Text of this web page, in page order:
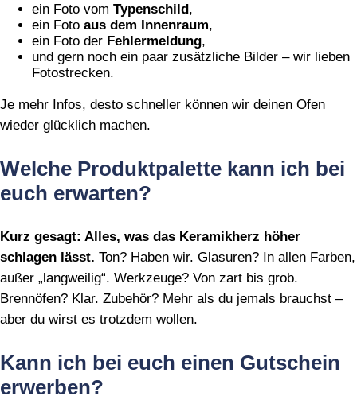
ein Foto vom Typenschild,
ein Foto aus dem Innenraum,
ein Foto der Fehlermeldung,
und gern noch ein paar zusätzliche Bilder – wir lieben
Fotostrecken.
Je mehr Infos, desto schneller können wir deinen Ofen
wieder glücklich machen.
Welche Produktpalette kann ich bei
euch erwarten?
Kurz gesagt: Alles, was das Keramikherz höher
schlagen lässt. Ton? Haben wir. Glasuren? In allen Farben,
außer „langweilig“. Werkzeuge? Von zart bis grob.
Brennöfen? Klar. Zubehör? Mehr als du jemals brauchst –
aber du wirst es trotzdem wollen.
Kann ich bei euch einen Gutschein
erwerben?